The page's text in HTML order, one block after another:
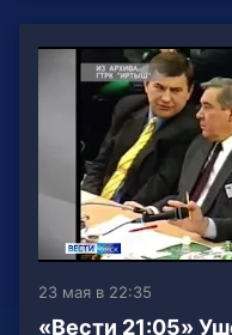
23 мая в 22:35
«Вести 21:05»